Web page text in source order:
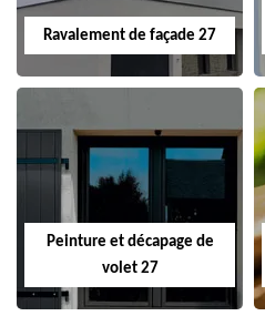
Ravalement de façade 27
Peinture et décapage de
volet 27